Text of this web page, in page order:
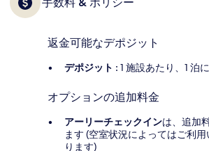
返金可能なデポジット
デポジット : 1 施設あたり、1 泊
オプションの追加料金
アーリーチェックインは、追加
ます (空室状況によってはご利
ります)